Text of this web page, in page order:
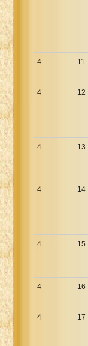
4 11
4 12
4 13
4 14
4 15
4 16
4 17